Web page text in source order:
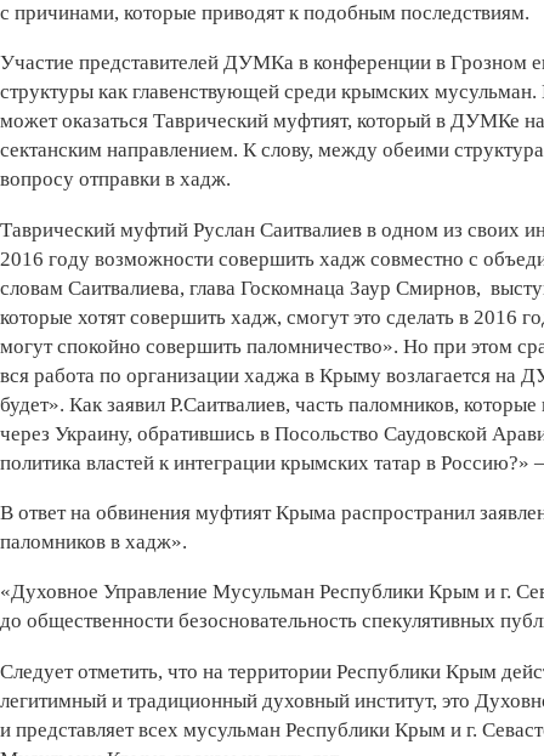
с причинами, которые приводят к подобным последствиям.
Участие представителей ДУМКа в конференции в Грозном
структуры как главенствующей среди крымских
может оказаться Таврический муфтият, который в ДУМКе
сектанским направлением. К слову, между обеими
вопросу отправки в хадж.
Таврический муфтий Руслан Саитвалиев в одном из своих
2016 году возможности совершить хадж совместно с
словам Саитвалиева, глава Госкомнаца Заур Смирнов,
которые хотят совершить хадж, смогут это сделать в 2016
могут спокойно совершить паломничество». Но при этом
вся работа по организации хаджа в Крыму возлагается на
будет». Как заявил Р.Саитвалиев, часть паломников,
через Украину, обратившись в Посольство Саудовской
политика властей к интеграции крымских татар в
В ответ на обвинения муфтият Крыма распространил
паломников в хадж».
«Духовное Управление Мусульман Республики Крым и г.
до общественности безосновательность спекулятивных
Следует отметить, что на территории Республики Крым
легитимный и традиционный духовный институт, это
и представляет всех мусульман Республики Крым и г.